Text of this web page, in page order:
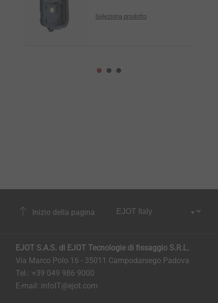
Seleziona prodotto
Inizio della pagina
EJOT S.A.S. di EJOT Tecnologie di fissaggio S.R.L.
Via Marco Polo 16 - 35011 Campodarsego Padova
Tel.: +39 049 986 9000
E-mail: infoIT@ejot.com